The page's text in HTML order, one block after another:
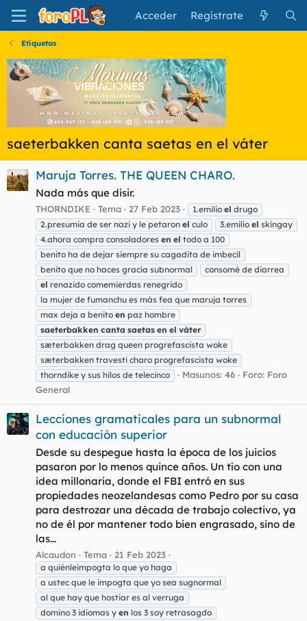
Acceder Regístrate
Etiquetas
saeterbakken canta saetas en el váter
Maruja Torres. THE QUEEN CHARO.
Nada más que disir.
THORNDIKE Tema 27 Feb 2023 1.emilio el drugo
2.presumia de ser nazi y le petaron el culo 3.emilio el skingay
4.ahora compra consoladores en el todo a 100
benito ha de dejar siempre su cagadita de imbecil
benito que no haces gracia subnormal
consomé de diarrea
el renazido comemierdas renegrido
la mujer de fumanchu es más fea que maruja torres
max deja a benito en paz hombre
saeterbakken canta saetas en el váter
sæterbakken drag queen progrefascista woke
sæterbakken travesti charo progrefascista woke
thorndike y sus hilos de telecinco
Masunos: 46 Foro: Foro
General
Lecciones gramaticales para un subnormal
con educación superior
Desde su despegue hasta la época de los juicios
pasaron por lo menos quince años. Un tío con una
idea millonaria, donde el FBI entró en sus
propiedades neozelandesas como Pedro por su casa
para destrozar una década de trabajo colectivo, ya
no de él por mantener todo bien engrasado, sino de
las...
Alcaudon Tema 21 Feb 2023
a quiénleimpogta lo que yo haga
a ustec que le impogta que yo sea sugnormal
al que hay que hostiar es al verruga
domino 3 idiomas y en los 3 soy retrasagdo